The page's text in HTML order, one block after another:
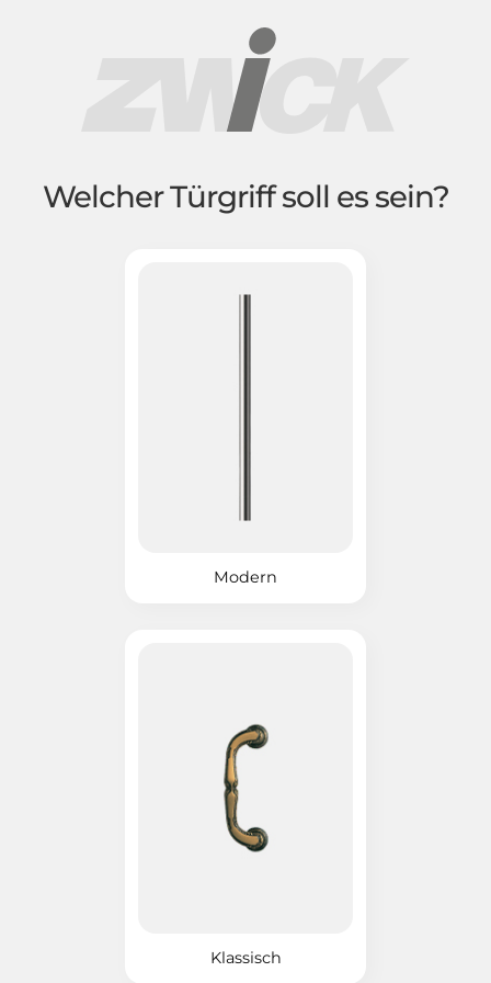
Welcher Türgriff soll es sein?
Modern
Klassisch